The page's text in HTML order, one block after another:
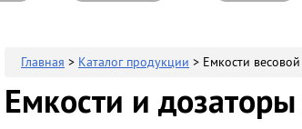
Главная > Каталог продукции > Емкости
Емкости и